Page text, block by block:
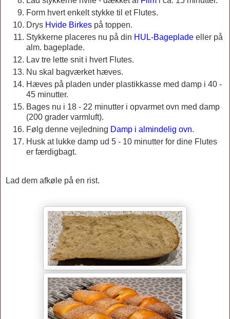
Form hvert enkelt stykke til et Flutes.
Drys Hvide Birkes på toppen.
Stykkerne placeres nu på din HUL-Bageplade eller på
alm. bageplade.
Lav tre lette snit i hvert Flutes.
Nu skal bagværket hæves.
Hæves på pladen under plastikkasse med damp i 40 -
45 minutter.
Bages nu i 18 - 22 minutter i opvarmet ovn med damp
(200 grader varmluft).
Følg denne vejledning Damp i almindelig ovn.
Husk at lukke damp ud 5 - 10 minutter for dine Flutes
er færdigbagt.
Lad dem afkøle på en rist.